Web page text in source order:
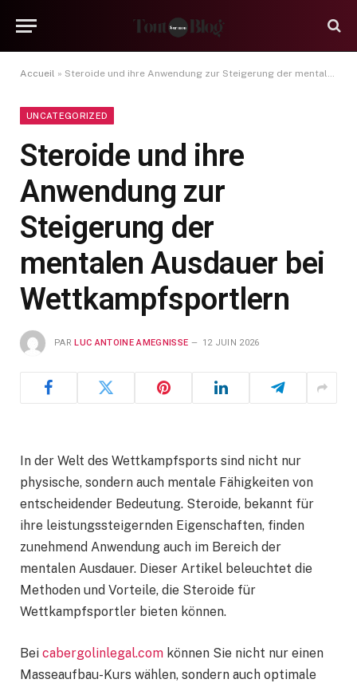
Accueil » Steroide und ihre Anwendung zur Steigerung der mentalen Ausdauer bei Wettkampfsportlern
UNCATEGORIZED
Steroide und ihre
Anwendung zur
Steigerung der
mentalen Ausdauer bei
Wettkampfsportlern
PAR LUC ANTOINE AMEGNISSE 12 JUIN 2026
In der Welt des Wettkampfsports sind nicht nur
physische, sondern auch mentale Fähigkeiten von
entscheidender Bedeutung. Steroide, bekannt für
ihre leistungssteigernden Eigenschaften, finden
zunehmend Anwendung auch im Bereich der
mentalen Ausdauer. Dieser Artikel beleuchtet die
Methoden und Vorteile, die Steroide für
Wettkampfsportler bieten können.
Bei cabergolinlegal.com können Sie nicht nur einen
Masseaufbau-Kurs wählen, sondern auch optimale